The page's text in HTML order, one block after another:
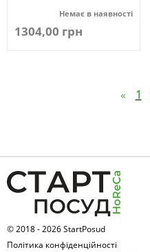
Немає в наявності
1304,00 грн
« 1
© 2018 - 2026 StartPosud
Політика конфіденційності